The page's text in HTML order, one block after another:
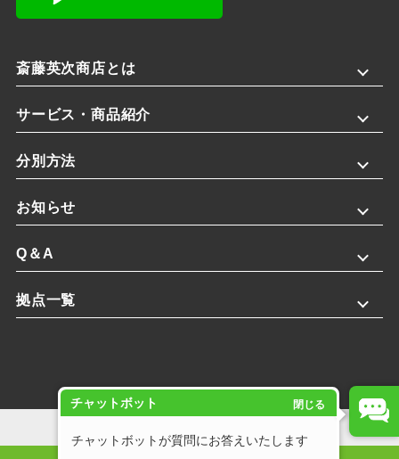
斎藤英次商店とは
サービス・商品紹介
分別方法
お知らせ
Q＆A
拠点一覧
チャットボット 閉じる
チャットボットが質問にお答えいたします